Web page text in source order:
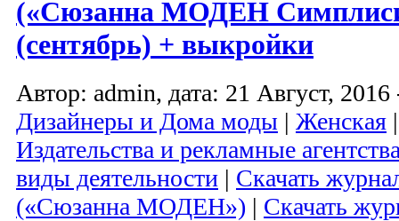
(«Сюзанна МОДЕН
(сентябрь) + выкройки
Автор: admin, дата: 21 Август, 2016
Дизайнеры и Дома моды | Женская
Издательства и рекламные
виды деятельности | Скачать
(«Сюзанна МОДЕН») | Скачать